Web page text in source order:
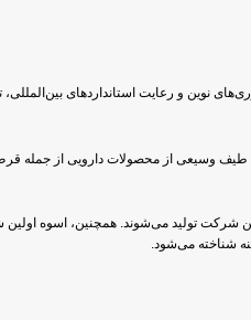
نوین و رعایت استانداردهای بین‌المللی،
طیف وسیعی از محصولات دارویی از جمله
این شرکت تولید می‌شوند. همچنین، اسوه